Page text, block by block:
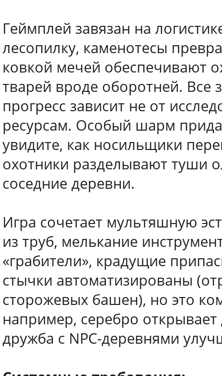
Геймплей завязан на
лесопилку, каменотесы
ковкой мечей обеспечивают
тварей вроде оборотней. Все
прогресс зависит не от
ресурсам. Особый шарм
увидите, как носильщики
охотники разделывают туши
соседние деревни.
Игра сочетает мультяшную
из труб, мелькание
«грабители», крадущие
стычки автоматизированы
сторожевых башен), но это
например, серебро
дружба с NPC-деревнями